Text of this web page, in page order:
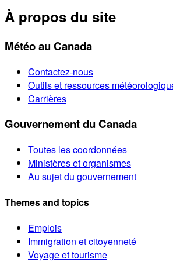
À propos du site
Météo au Canada
Contactez-nous
Outils et ressources
Carrières
Gouvernement du Canada
Toutes les coordonnées
Ministères et organismes
Au sujet du gouvernement
Themes and topics
Emplois
Immigration et citoyenneté
Voyage et tourisme